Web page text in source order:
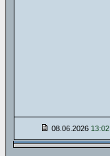
08.06.2026 13:02